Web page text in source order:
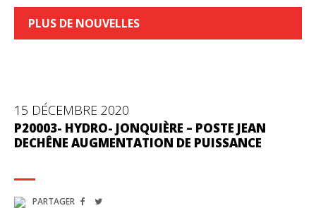
PLUS DE NOUVELLES
15 DÉCEMBRE 2020
P20003- HYDRO- JONQUIÈRE – POSTE JEAN
DECHÊNE AUGMENTATION DE PUISSANCE
PARTAGER